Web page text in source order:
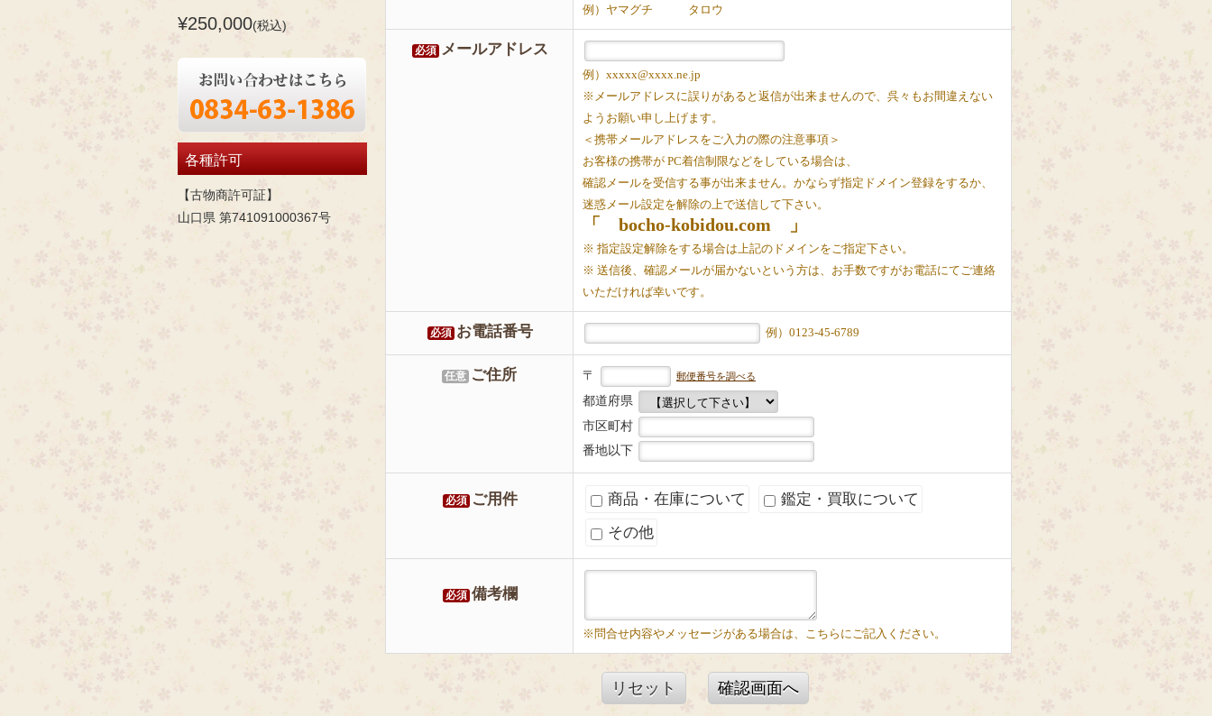
¥250,000(税込)
各種許可
【古物商許可証】
山口県 第741091000367号
例）ヤマグチ タロウ
必須 メールアドレス
例）xxxxx@xxxx.ne.jp
※メールアドレスに誤りがあると返信が出来ませんので、呉々もお間違えない
ようお願い申し上げます。
＜携帯メールアドレスをご入力の際の注意事項＞
お客様の携帯が PC着信制限などをしている場合は、
確認メールを受信する事が出来ません。かならず指定ドメイン登録をするか、
迷惑メール設定を解除の上で送信して下さい。
「 bocho-kobidou.com 」
※ 指定設定解除をする場合は上記のドメインをご指定下さい。
※ 送信後、確認メールが届かないという方は、お手数ですがお電話にてご連絡
いただければ幸いです。
必須 お電話番号 例）0123-45-6789
任意 ご住所 〒 郵便番号を調べる
都道府県
市区町村
番地以下
必須 ご用件 商品・在庫について
鑑定・買取について
その他
必須 備考欄
※問合せ内容やメッセージがある場合は、こちらにご記入ください。
リセット 確認画面へ